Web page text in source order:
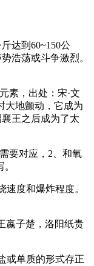
达到60~150公
浩荡或斗争激烈。
素，出处：宋·文
大地颤动，它成为
王之后成为了太
要对应，2、和氧
度和爆炸程度。
嬴子楚，洛阳纸贵
或单质的形式存正